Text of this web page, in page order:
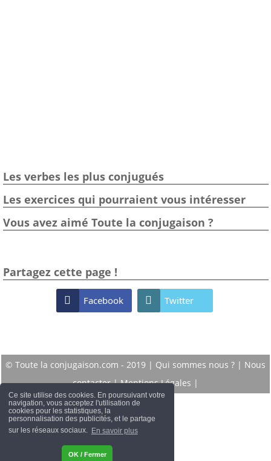
Ce site utilise des cookies. En poursuivant votre
navigation, vous acceptez l'utilisation de
cookies pour les statistiques, la
personnalisation des publicités, et le partage
sur les réseaux sociaux. En savoir plus
OK / Fermer
Les verbes les plus conjugués
Les exercices qui pourraient vous intéresser
Vous avez aimé Toute la conjugaison ?
Partagez cette page !
 Facebook  Twitter
© Toute la conjugaison.com - 2019 | Qui sommes nous ? | Nous
contacter|Mentions Légales |